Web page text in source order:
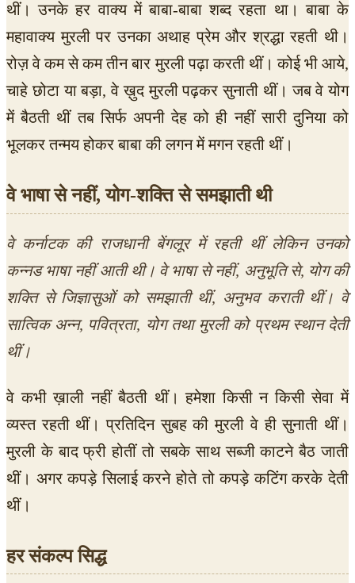
थीं। उनके हर वाक्य में बाबा-बाबा शब्द रहता था। बाबा के
महावाक्य मुरली पर उनका अथाह प्रेम और श्रद्धा रहती थी।
रोज़ वे कम से कम तीन बार मुरली पढ़ा करती थीं। कोई भी आये,
चाहे छोटा या बड़ा, वे ख़ुद मुरली पढ़कर सुनाती थीं। जब वे योग
में बैठती थीं तब सिर्फ अपनी देह को ही नहीं सारी दुनिया को
भूलकर तन्मय होकर बाबा की लगन में मगन रहती थीं।
वे भाषा से नहीं, योग-शक्ति से समझाती थी
वे कर्नाटक की राजधानी बेंगलूर में रहती थीं लेकिन उनको
कन्नड भाषा नहीं आती थी। वे भाषा से नहीं, अनुभूति से, योग की
शक्ति से जिज्ञासुओं को समझाती थीं, अनुभव कराती थीं। वे
सात्विक अन्न, पवित्रता, योग तथा मुरली को प्रथम स्थान देती
थीं।
वे कभी ख़ाली नहीं बैठती थीं। हमेशा किसी न किसी सेवा में
व्यस्त रहती थीं। प्रतिदिन सुबह की मुरली वे ही सुनाती थीं।
मुरली के बाद फ्री होतीं तो सबके साथ सब्जी काटने बैठ जाती
थीं। अगर कपड़े सिलाई करने होते तो कपड़े कटिंग करके देती
थीं।
हर संकल्प सिद्ध